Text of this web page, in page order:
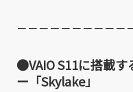
－－－－－－－－－－
●VAIO S11に搭載
ー「Skylake」